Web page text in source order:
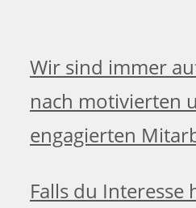
Wir sind immer
nach motivierten
engagierten
Falls du Interesse